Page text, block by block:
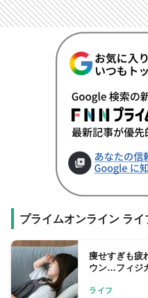
プライムオンライン ラ
痩せすぎも疲
ウン…フィジ
ライフ